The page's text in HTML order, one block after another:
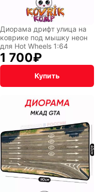
Диорама дрифт улица на
коврике под мышку неон
для Hot Wheels 1:64
1 700₽
Купить